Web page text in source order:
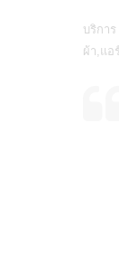
บริการ
ผ้า,แอ